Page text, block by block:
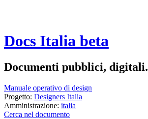
Docs Italia beta
Documenti pubblici, digitali.
Manuale operativo di design
Progetto: Designers Italia
Amministrazione: italia
Cerca nel documento